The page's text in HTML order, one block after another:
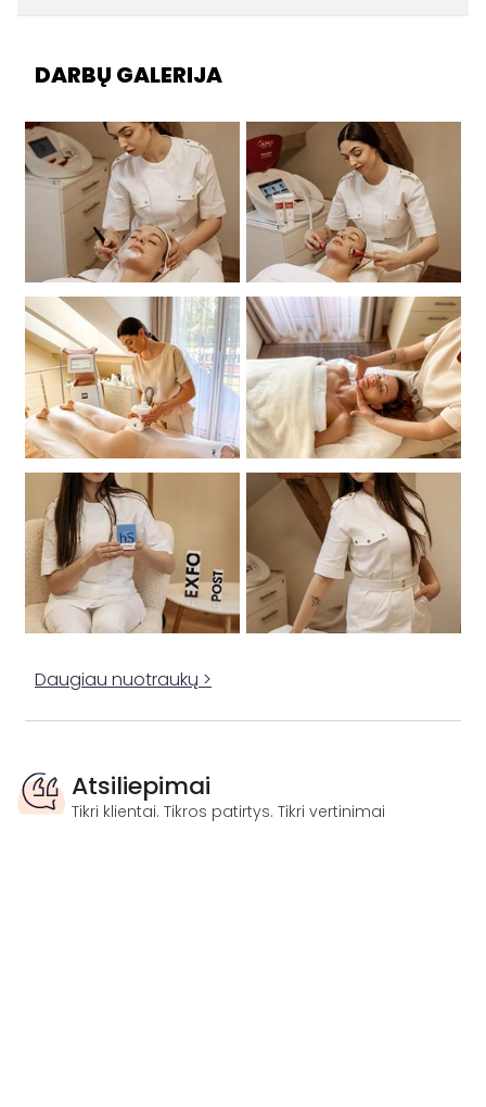
DARBŲ GALERIJA
Daugiau nuotraukų >
Atsiliepimai
Tikri klientai. Tikros patirtys. Tikri vertinimai